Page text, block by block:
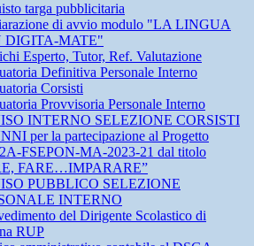
targa pubblicitaria
di avvio modulo "LA LINGUA
DIGITA-MATE"
Esperto, Tutor, Ref. Valutazione
Definitiva Personale Interno
Corsisti
Provvisoria Personale Interno
INTERNO SELEZIONE CORSISTI
per la partecipazione al Progetto
FSEPON-MA-2023-21 dal titolo
FARE…IMPARARE”
PUBBLICO SELEZIONE
INTERNO
del Dirigente Scolastico di
RUP